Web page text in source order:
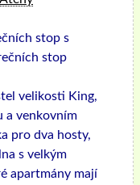
stop s
stop
velikosti King,
a venkovním
pro dva hosty,
s velkým
apartmány mají